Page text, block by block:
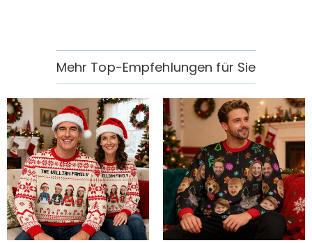
Mehr Top-Empfehlungen für Sie